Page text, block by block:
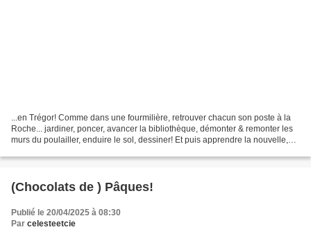
...en Trégor! Comme dans une fourmilière, retrouver chacun son poste à la
Roche... jardiner, poncer, avancer la bibliothèque, démonter & remonter les
murs du poulailler, enduire le sol, dessiner! Et puis apprendre la nouvelle,
(Chocolats de ) Pâques!
Publié le 20/04/2025 à 08:30
Par celesteetcie